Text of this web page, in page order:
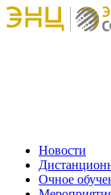
Новости
Очное